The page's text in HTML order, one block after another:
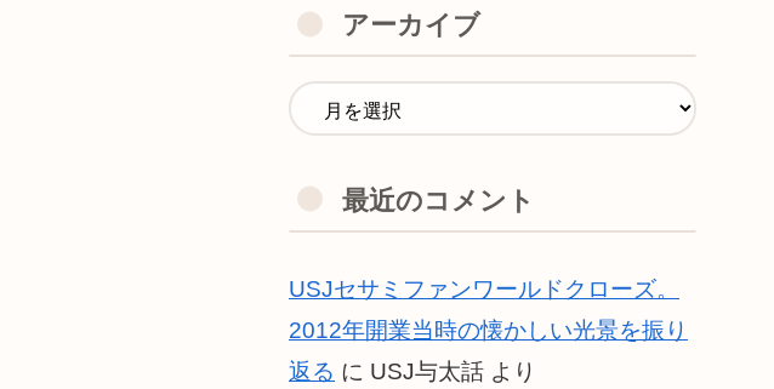
アーカイブ
最近のコメント
USJセサミファンワールドクローズ。
2012年開業当時の懐かしい光景を振り
返る に USJ与太話 より